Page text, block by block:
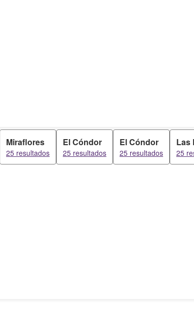
Miraflores
25 resultados
El Cóndor
25 resultados
El Cóndor
25 resultados
Las
25